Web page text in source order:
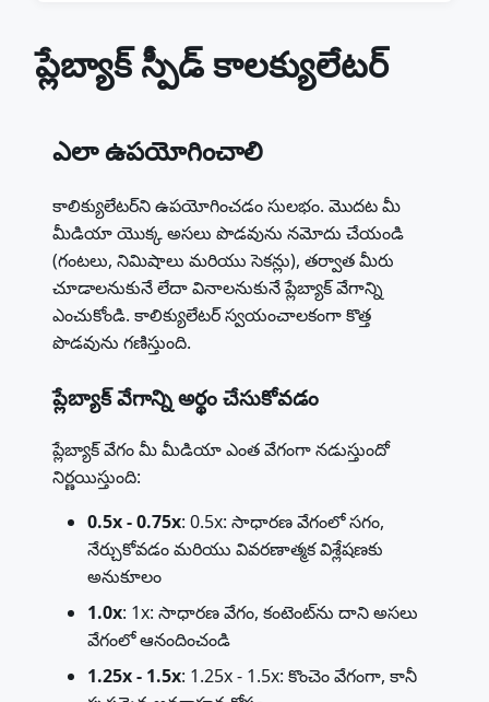
ప్లేబ్యాక్ స్పీడ్ కాలక్యులేటర్
ఎలా ఉపయోగించాలి
కాలిక్యులేటర్‌ని ఉపయోగించడం సులభం. మొదట మీ
మీడియా యొక్క అసలు పొడవును నమోదు చేయండి
(గంటలు, నిమిషాలు మరియు సెకన్లు), తర్వాత మీరు
చూడాలనుకునే లేదా వినాలనుకునే ప్లేబ్యాక్ వేగాన్ని
ఎంచుకోండి. కాలిక్యులేటర్ స్వయంచాలకంగా కొత్త
పొడవును గణిస్తుంది.
ప్లేబ్యాక్ వేగాన్ని అర్థం చేసుకోవడం
ప్లేబ్యాక్ వేగం మీ మీడియా ఎంత వేగంగా నడుస్తుందో
నిర్ణయిస్తుంది:
0.5x - 0.75x: 0.5x: సాధారణ వేగంలో సగం,
నేర్చుకోవడం మరియు వివరణాత్మక విశ్లేషణకు
అనుకూలం
1.0x: 1x: సాధారణ వేగం, కంటెంట్‌ను దాని అసలు
వేగంలో ఆనందించండి
1.25x - 1.5x: 1.25x - 1.5x: కొంచెం వేగంగా, కానీ